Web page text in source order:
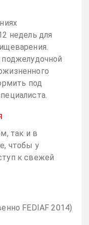
недель для
под
так и в
чтобы у
к свежей
FEDIAF 2014)